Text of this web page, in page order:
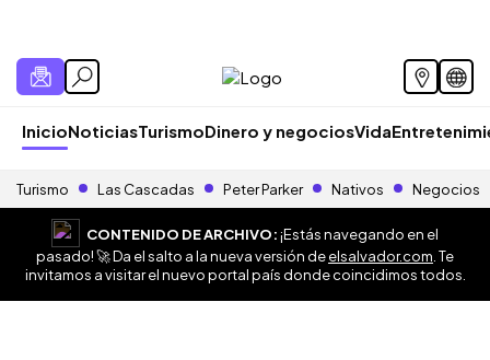
InicioNoticiasTurismoDinero y negociosVida
Turismo Las Cascadas Peter Parker Nativos Negocios
CONTENIDO DE ARCHIVO:¡Estás navegando en el
pasado! 🚀 Da el salto a la nueva versión deelsalvador.com . Te
invitamos a visitar el nuevo portal país donde coincidimos todos.